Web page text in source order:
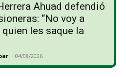
Ahuad defendió
“No voy a
les saque la
- 04/08/2026